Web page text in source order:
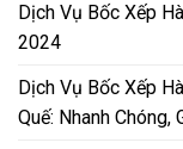
Dịch Vụ Bốc Xếp
2024
Dịch Vụ Bốc Xếp
Quế: Nhanh Chóng,